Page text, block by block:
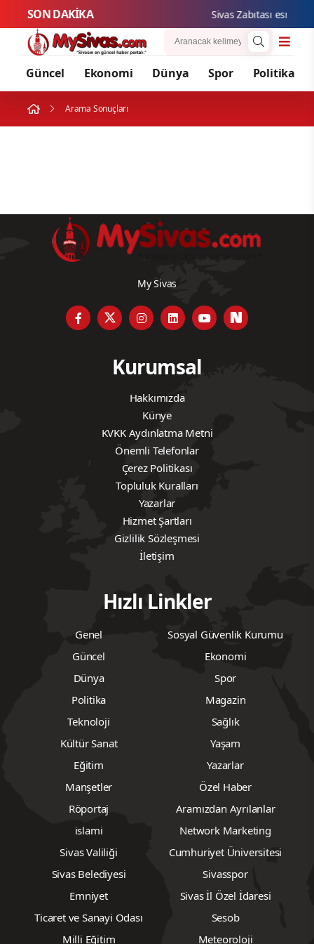
SON DAKİKA Sivas Zabıtası
Güncel Ekonomi Dünya Spor Politika
Arama Sonuçları
My Sivas
Kurumsal
Hakkımızda
Künye
KVKK Aydınlatma Metni
Önemli Telefonlar
Çerez Politikası
Topluluk Kuralları
Yazarlar
Hizmet Şartları
Gizlilik Sözleşmesi
İletişim
Hızlı Linkler
Genel
Sosyal Güvenlik Kurumu
Güncel
Ekonomi
Dünya
Spor
Politika
Magazin
Teknoloji
Sağlık
Kültür Sanat
Yaşam
Eğitim
Yazarlar
Manşetler
Özel Haber
Röportaj
Aramızdan Ayrılanlar
islami
Network Marketing
Sivas Valiliği
Cumhuriyet Üniversitesi
Sivas Belediyesi
Sivasspor
Emniyet
Sivas İl Özel İdaresi
Ticaret ve Sanayi Odası
Sesob
Milli Eğitim
Meteoroloji